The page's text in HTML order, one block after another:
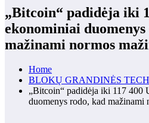
„Bitcoin“ padidėja iki
ekonominiai
mažinami normos
Home
BLOKŲ GRANDINĖS
„Bitcoin“ padidėja iki 117 400
duomenys rodo, kad mažinami